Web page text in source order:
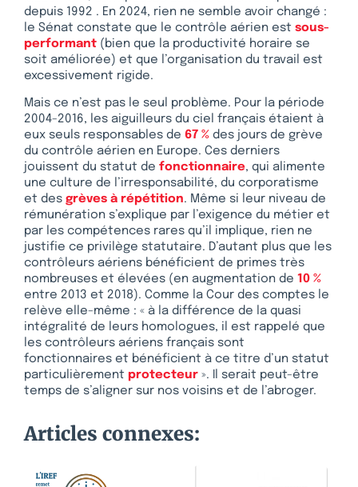
depuis 1992 . En 2024, rien ne semble avoir changé :
le Sénat constate que le contrôle aérien est sous-
performant (bien que la productivité horaire se
soit améliorée) et que l’organisation du travail est
excessivement rigide.
Mais ce n’est pas le seul problème. Pour la période
2004-2016, les aiguilleurs du ciel français étaient à
eux seuls responsables de 67 % des jours de grève
du contrôle aérien en Europe. Ces derniers
jouissent du statut de fonctionnaire, qui alimente
une culture de l’irresponsabilité, du corporatisme
et des grèves à répétition. Même si leur niveau de
rémunération s’explique par l’exigence du métier et
par les compétences rares qu’il implique, rien ne
justifie ce privilège statutaire. D’autant plus que les
contrôleurs aériens bénéficient de primes très
nombreuses et élevées (en augmentation de 10 %
entre 2013 et 2018). Comme la Cour des comptes le
relève elle-même : « à la différence de la quasi
intégralité de leurs homologues, il est rappelé que
les contrôleurs aériens français sont
fonctionnaires et bénéficient à ce titre d’un statut
particulièrement protecteur ». Il serait peut-être
temps de s’aligner sur nos voisins et de l’abroger.
Articles connexes: